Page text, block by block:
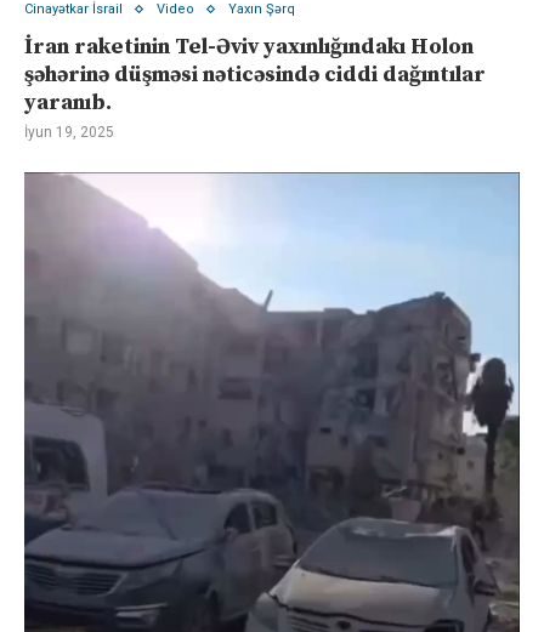
Cinayətkar İsrail Video Yaxın Şərq
İran raketinin Tel-Əviv yaxınlığındakı Holon
şəhərinə düşməsi nəticəsində ciddi dağıntılar
yaranıb.
İyun 19, 2025